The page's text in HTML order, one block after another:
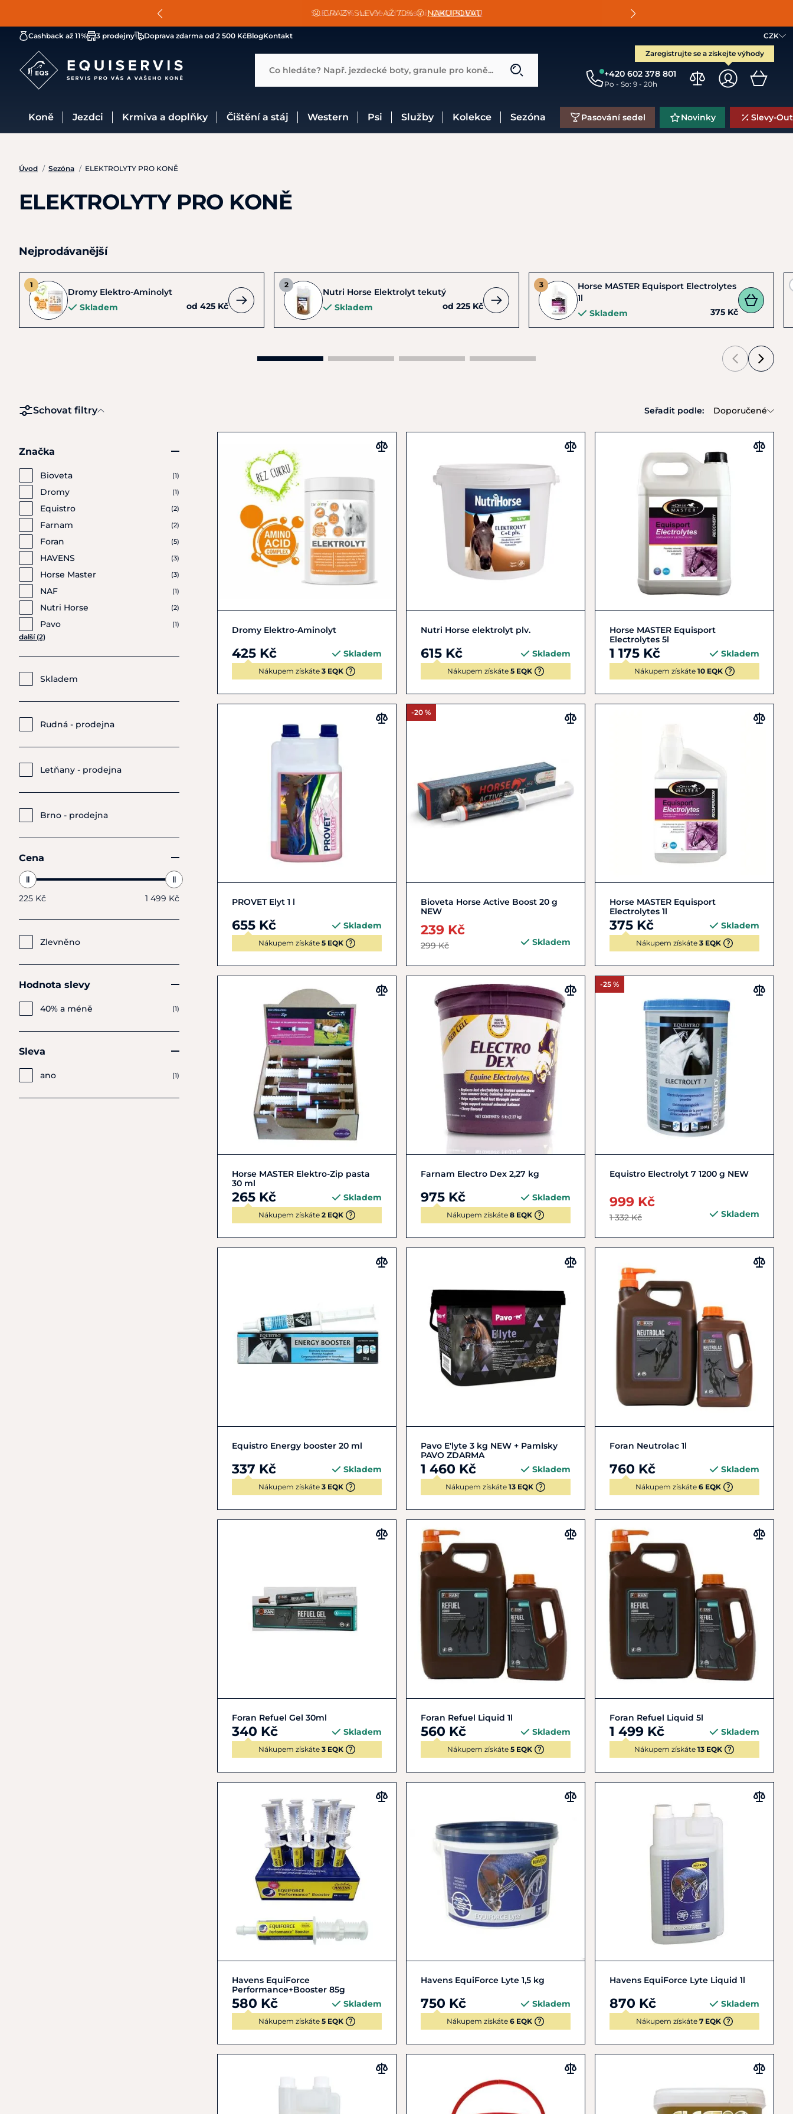
SLEVA 13% na vše od Cassini! CHCI SLEVU
😮 CRAZY SLEVY AŽ 70% 😮 NAKUPOVAT
📐Pasování a doplňky k vybraným sedlům ZDARMA 🐴
CZK
Zaregistrujte se a získejte výhody
+420 602 378 801
Po - So: 9 - 20h
Cashback až 11% 3 prodejny Doprava zdarma od 2 500 KčBlogKontakt
Co hledáte? Např. jezdecké boty, granule pro koně...
Koně Jezdci Krmiva a doplňky Čištění a stáj Western Psi Služby Kolekce Sezóna Pasování sedel Novinky Slevy-
Úvod / Sezóna / ELEKTROLYTY PRO KONĚ
ELEKTROLYTY PRO KONĚ
Nejprodávanější
Dromy Elektro-Aminolyt
Skladem
od 425 Kč
Nutri Horse Elektrolyt tekutý
Skladem
od 225 Kč
Horse MASTER Equisport Electrolytes
1l
Skladem
375 Kč
Schovat filtry Seřadit podle: Doporučené
Značka
Bioveta (1)
Dromy (1)
Equistro (2)
Farnam (2)
Foran (5)
HAVENS (3)
Horse Master (3)
NAF (1)
Nutri Horse (2)
Pavo (1)
další (2)
Skladem
Rudná - prodejna
Letňany - prodejna
Brno - prodejna
Cena
225 Kč 1 499 Kč
Zlevněno
Hodnota slevy
40% a méně (1)
Sleva
ano (1)
Zobrazit detail
Dromy Elektro-Aminolyt
425 Kč Skladem
Nákupem získáte 3 EQK
Zobrazit detail
Nutri Horse elektrolyt plv.
615 Kč Skladem
Nákupem získáte 5 EQK
Do košíku
Horse MASTER Equisport
Electrolytes 5l
1 175 Kč Skladem
Nákupem získáte 10 EQK
Do košíku
PROVET Elyt 1 l
655 Kč Skladem
Nákupem získáte 5 EQK
-20 %
Do košíku
Bioveta Horse Active Boost 20 g
NEW
239 Kč
299 Kč Skladem
Do košíku
Horse MASTER Equisport
Electrolytes 1l
375 Kč Skladem
Nákupem získáte 3 EQK
Do košíku
Horse MASTER Elektro-Zip pasta
30 ml
265 Kč Skladem
Nákupem získáte 2 EQK
Do košíku
Farnam Electro Dex 2,27 kg
975 Kč Skladem
Nákupem získáte8 EQK
-25 %
Do košíku
Equistro Electrolyt 7 1200 g NEW
999 Kč
1 332 Kč Skladem
Do košíku
Equistro Energy booster 20 ml
337 Kč Skladem
Nákupem získáte 3 EQK
Do košíku
Pavo E'lyte 3 kg NEW + Pamlsky
PAVO ZDARMA
1 460 Kč Skladem
Nákupem získáte13 EQK
Do košíku
Foran Neutrolac 1l
760 Kč Skladem
Nákupem získáte6 EQK
Do košíku
Foran Refuel Gel 30ml
340 Kč Skladem
Nákupem získáte 3 EQK
Do košíku
Foran Refuel Liquid 1l
560 Kč Skladem
Nákupem získáte 5 EQK
Do košíku
Foran Refuel Liquid 5l
1 499 Kč Skladem
Nákupem získáte13 EQK
Do košíku
Havens EquiForce
Performance+Booster 85g
580 Kč Skladem
Nákupem získáte 5 EQK
Do košíku
Havens EquiForce Lyte 1,5 kg
750 Kč Skladem
Nákupem získáte6 EQK
Do košíku
Havens EquiForce Lyte Liquid 1l
870 Kč Skladem
Nákupem získáte 7 EQK